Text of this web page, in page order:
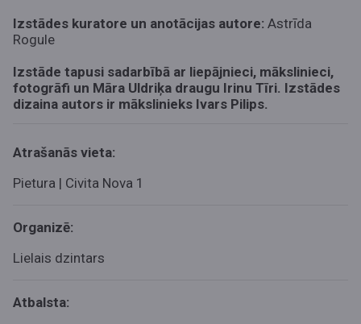
Izstādes kuratore un anotācijas autore: Astrīda
Rogule
Izstāde tapusi sadarbībā ar liepājnieci, mākslinieci,
fotogrāfi un Māra Uldriķa draugu Irinu Tīri. Izstādes
dizaina autors ir mākslinieks Ivars Pilips.
Atrašanās vieta:
Pietura | Civita Nova 1
Organizē:
Lielais dzintars
Atbalsta: